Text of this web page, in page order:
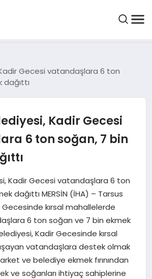
Gecesi vatandaşlara 6 ton
Kadir Gecesi
6 ton soğan, 7 bin
Kadir Gecesi vatandaşlara 6 ton
dağıttı MERSİN (İHA) – Tarsus
kırsal mahallelerde
6 ton soğan ve 7 bin ekmek
Kadir Gecesinde kırsal
vatandaşlara destek olmak
ve belediye ekmek fırınından
ve soğanları ihtiyaç sahiplerine